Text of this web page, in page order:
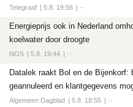
Telegraaf 5.8. 19:56 ··
Energieprijs ook in Nederland
koelwater door droogte
NOS 5.8. 19:44 ··
Datalek raakt Bol en de Bijenkorf:
geannuleerd en klantgegevens
Algemeen Dagblad 5.8. 18:55 ··